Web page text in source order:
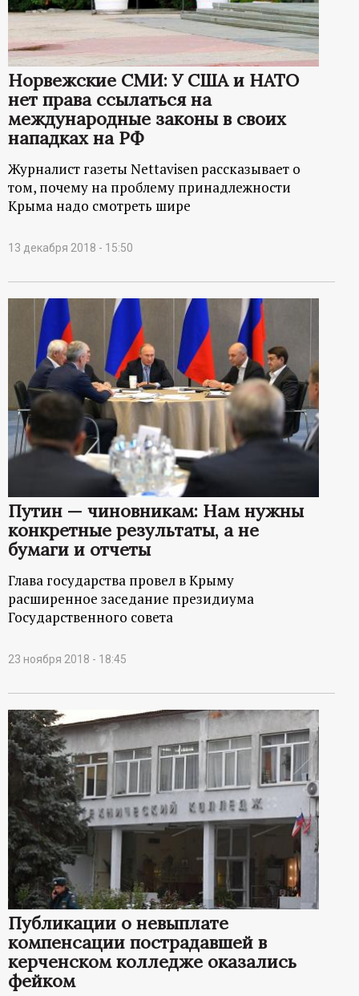
Норвежские СМИ: У США и НАТО
нет права ссылаться на
международные законы в своих
нападках на РФ
Журналист газеты Nettavisen рассказывает о
том, почему на проблему принадлежности
Крыма надо смотреть шире
13 декабря 2018 - 15:50
Путин — чиновникам: Нам нужны
конкретные результаты, а не
бумаги и отчеты
Глава государства провел в Крыму
расширенное заседание президиума
Государственного совета
23 ноября 2018 - 18:45
Публикации о невыплате
компенсации пострадавшей в
керченском колледже оказались
фейком